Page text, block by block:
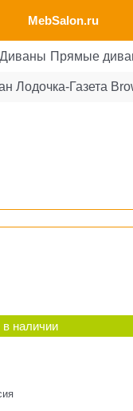
MebSalon.ru
Диваны Прямые
Лодочка-Газета
в наличии